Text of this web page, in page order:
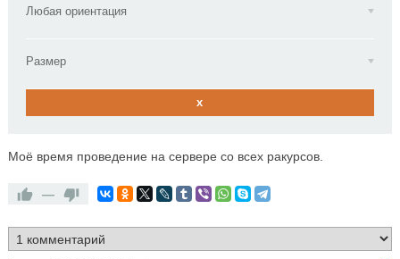
Любая ориентация
Размер
x
Моё время проведение на сервере со всех ракурсов.
—